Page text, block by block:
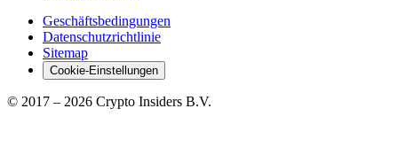
Geschäftsbedingungen
Datenschutzrichtlinie
Sitemap
Cookie-Einstellungen
© 2017 – 2026 Crypto Insiders B.V.